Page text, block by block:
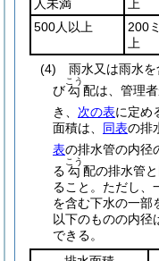
人未満
上
500人以上
200
上
(4)
雨水又は雨水
び勾
こう
配は、管理
き、 次の表に定め
面積は、 同表の排
表の排水管の内径
る 勾
こう
配の排水管
ること。 ただし、
を含む下水の一部
以下のものの内径
できる。